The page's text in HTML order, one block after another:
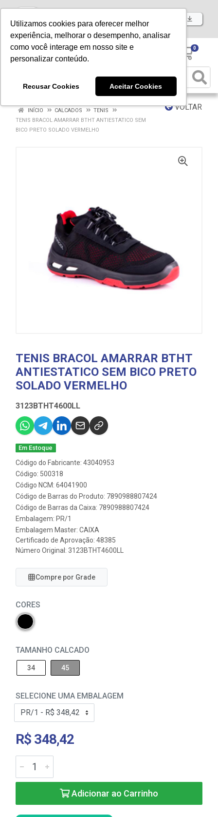
Utilizamos cookies para oferecer melhor
experiência, melhorar o desempenho, analisar
como você interage em nosso site e
personalizar conteúdo.
Recusar Cookies Aceitar Cookies
Baixe já nosso APP
0
VOLTAR
INÍCIO CALCADOS
TENIS
TENIS BRACOL AMARRAR BTHT ANTIESTATICO SEM
BICO PRETO SOLADO VERMELHO
TENIS BRACOL AMARRAR BTHT
ANTIESTATICO SEM BICO PRETO
SOLADO VERMELHO
3123BTHT4600LL
Em Estoque
Código do Fabricante: 43040953
Código: 500318
Código NCM: 64041900
Código de Barras do Produto: 7890988807424
Código de Barras da Caixa: 7890988807424
Embalagem: PR/1
Embalagem Master: CAIXA
Certificado de Aprovação: 48385
Número Original: 3123BTHT4600LL
Compre por Grade
CORES
TAMANHO CALCADO
34 45
SELECIONE UMA EMBALAGEM
R$ 348,42
Adicionar ao Carrinho